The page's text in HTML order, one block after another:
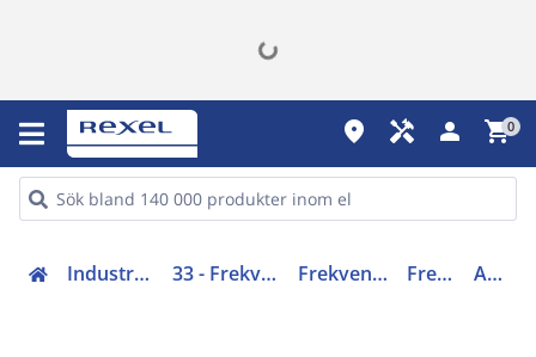
place handyman person shopping_cart0
Industri, automation (31-40, 45) 33 - Frekvensomriktare, mjukstartare Frekvensomriktare och tillbehör Frekvensomriktare ATV12H075M2